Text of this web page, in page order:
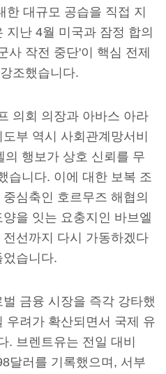
한 대규모 공습을 직접 지
지난 4월 미국과 잠정 합의
사 작전 중단'이 핵심 전제
조했습니다.
의회 의장과 아바스 아라
부 역시 사회관계망서비
행보가 상호 신뢰를 무
습니다. 이에 대한 보복 조
심축인 호르무즈 해협의
을 잇는 요충지인 바브엘
선까지 다시 가동하겠다
습니다.
금융 시장을 즉각 강타했
우려가 확산되면서 국제 유
. 브렌트유는 전일 대비
달러를 기록했으며, 서부